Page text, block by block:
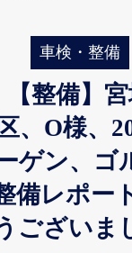
車検・整備
【整備】
、O様、
ゲン、ゴ
備レポー
ございま